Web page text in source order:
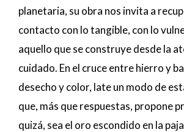
planetaria, su obra nos invita a
contacto con lo tangible, con lo
aquello que se construye desde la
cuidado. En el cruce entre hierro y
desecho y color, late un modo de
que, más que respuestas, propone
quizá, sea el oro escondido en la